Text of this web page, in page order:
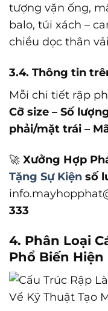
tượng vặn ống,
balo, túi xách –
chiều dọc thân
3.4. Thông tin
Mỗi chi tiết rập
Cỡ size – Số
phải/mặt trái –
🚀 Xưởng Hợp
Tặng Sự Kiện số
333
4. Phân Loại
Phổ Biến Hiện